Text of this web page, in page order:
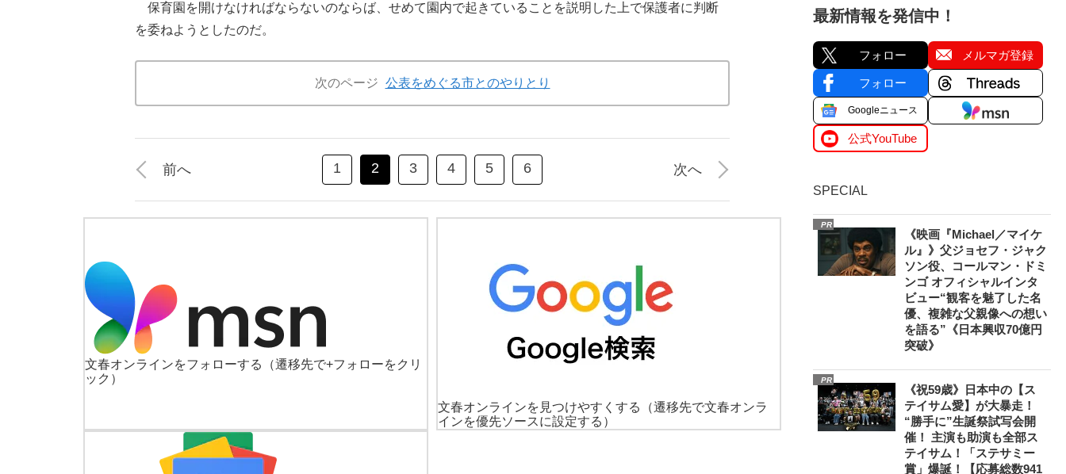
保育園を開けなければならないのならば、せめて園内で起きていることを説明した上で保護者に判断
を委ねようとしたのだ。
次のページ 公表をめぐる市とのやりとり
前へ 1 2 3 4 5 6 次へ
文春オンラインをフォローする
（遷移先で+フォローをクリ
ック）
文春オンラインを見つけやすくする
（遷移先で文春オンラ
インを優先ソースに設定する）
最新情報を発信中！
フォロー メルマガ登録
フォロー
Googleニュース
公式YouTube
SPECIAL
PR
《映画『Michael／マイケ
ル』》父ジョセフ・ジャク
ソン役、コールマン・ドミ
ンゴ オフィシャルインタ
ビュー“観客を魅了した名
優、複雑な父親像への想い
を語る”《日本興収70億円
突破》
PR
《祝59歳》日本中の【ス
テイサム愛】が大暴走！
“勝手に”生誕祭試写会開
催！ 主演も助演も全部ス
テイサム！「ステサミー
賞」爆誕！【応募総数941